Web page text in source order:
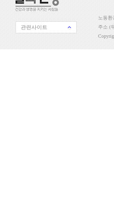
관련사이트
노동환
주소 (